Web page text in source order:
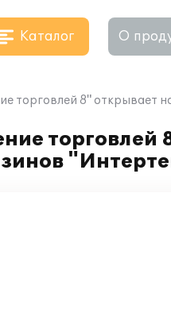
Каталог О
торговлей 8" открывает
торговлей